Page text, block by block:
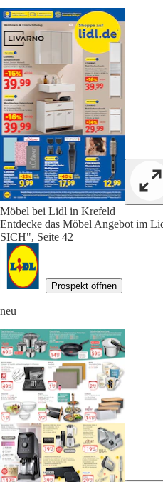
Möbel bei Lidl in Krefeld
Entdecke das Möbel Angebot im
SICH", Seite 42
Prospekt öffnen
neu